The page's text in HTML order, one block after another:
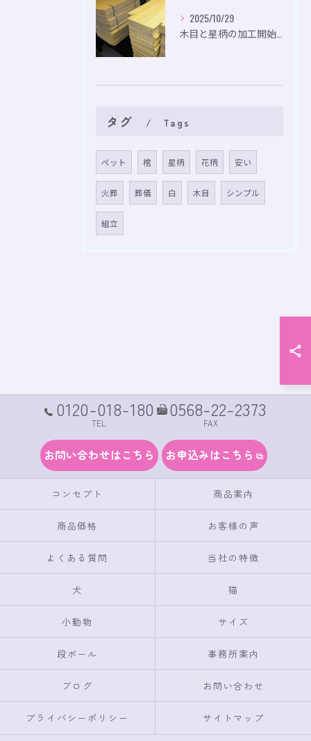
2025/10/29
タグ Tags
ペット 棺 星柄 花柄 安い
火葬 葬儀 白 木目 シンプル
組立
0120-018-180
TEL
0568-22-2373
FAX
お問い合わせはこちら お申込みはこちら
コンセプト 商品案内
商品価格 お客様の声
よくある質問 当社の特徴
犬 猫
小動物 サイズ
段ボール 事務所案内
ブログ お問い合わせ
プライバシーポリシー サイトマップ